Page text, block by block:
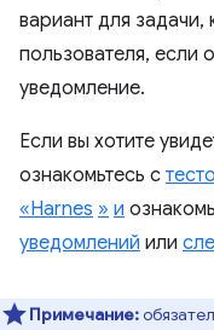
вариант для
пользователя, если
уведомление.
Если вы хотите
ознакомьтесь с
«Harnes » и
уведомлений или
Примечание: